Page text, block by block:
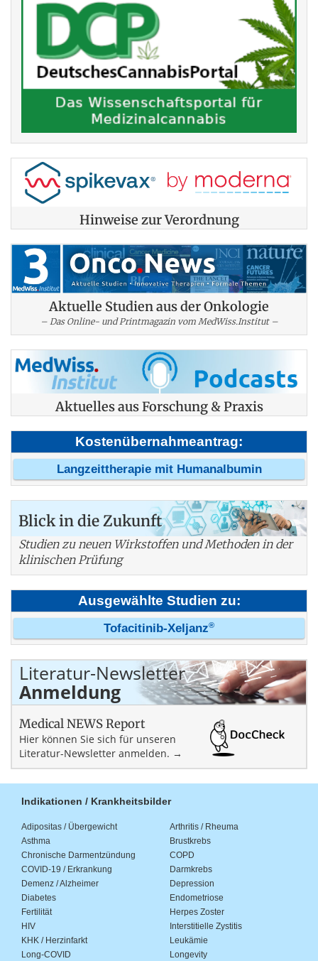
Hinweise zur Verordnung
Aktuelle Studien aus der Onkologie
– Das Online- und Printmagazin vom MedWiss.Institut –
Aktuelles aus Forschung & Praxis
Kostenübernahmeantrag:
Langzeittherapie mit Humanalbumin
Blick in die Zukunft
Studien zu neuen Wirkstoffen und Methoden in der
klinischen Prüfung
Ausgewählte Studien zu:
Tofacitinib-Xeljanz®
Literatur-Newsletter
Anmeldung
Medical NEWS Report
Hier können Sie sich für unseren
Literatur-Newsletter anmelden. →
Indikationen / Krankheitsbilder
Adipositas / Übergewicht
Arthritis / Rheuma
Asthma
Brustkrebs
Chronische Darmentzündung
COPD
COVID-19 / Erkrankung
Darmkrebs
Demenz / Alzheimer
Depression
Diabetes
Endometriose
Fertilität
Herpes Zoster
HIV
Interstitielle Zystitis
KHK / Herzinfarkt
Leukämie
Long-COVID
Longevity